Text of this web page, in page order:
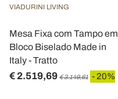
VIADURINI LIVING
Mesa Fixa com Tampo em
Bloco Biselado Made in
Italy - Tratto
€ 2.519,69 € 3.149,61 - 20%